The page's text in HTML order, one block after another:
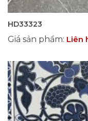
HD33323
Giá sản phẩm: Liên